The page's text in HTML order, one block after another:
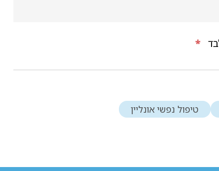
*
טיפול נפשי אונליין